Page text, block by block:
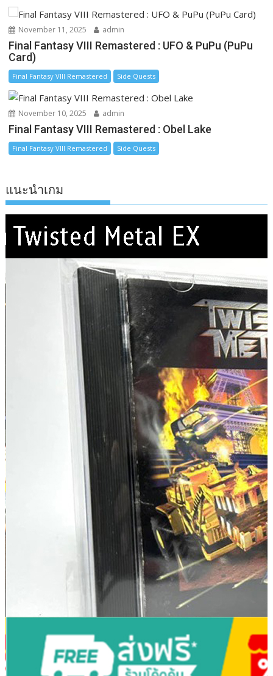
November 11, 2025 admin
Final Fantasy VIII Remastered : UFO & PuPu (PuPu
Card)
Final Fantasy VIII Remastered Side Quests
November 10, 2025 admin
Final Fantasy VIII Remastered : Obel Lake
Final Fantasy VIII Remastered Side Quests
แนะนำเกม